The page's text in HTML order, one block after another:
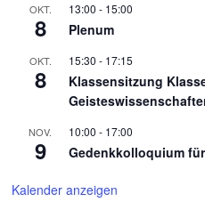
OKT.
8
13:00 - 15:00
Plenum
OKT.
8
15:30 - 17:15
Klassensitzung
NOV.
9
10:00 - 17:00
Gedenkkolloquium
Kalender anzeigen